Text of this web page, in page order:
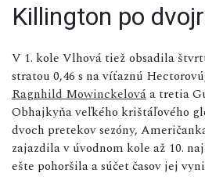
Killington po
V 1. kole Vlhová tiež obsadila
stratou 0,46 s na víťaznú
Ragnhild Mowinckelováa tretia
Obhajkyňa veľkého krištáľového
dvoch pretekov sezóny,
zajazdila v úvodnom kole až 10.
ešte pohoršila a súčet časov jej